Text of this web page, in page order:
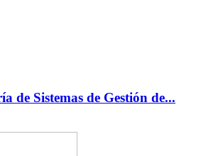
de Sistemas de Gestión de...